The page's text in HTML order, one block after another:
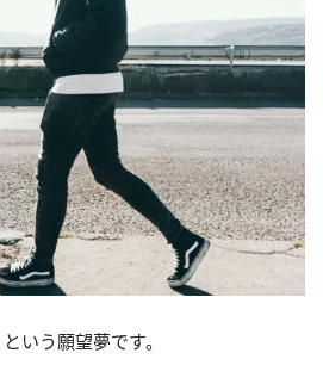
いう願望夢です。